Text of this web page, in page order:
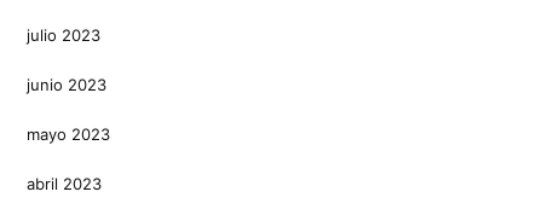
julio 2023
junio 2023
mayo 2023
abril 2023